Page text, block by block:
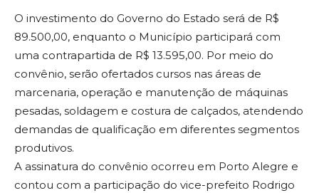
O investimento do Governo do Estado será de R$
89.500,00, enquanto o Município participará com
uma contrapartida de R$ 13.595,00. Por meio do
convênio, serão ofertados cursos nas áreas de
marcenaria, operação e manutenção de máquinas
pesadas, soldagem e costura de calçados, atendendo
demandas de qualificação em diferentes segmentos
produtivos.
A assinatura do convênio ocorreu em Porto Alegre e
contou com a participação do vice-prefeito Rodrigo